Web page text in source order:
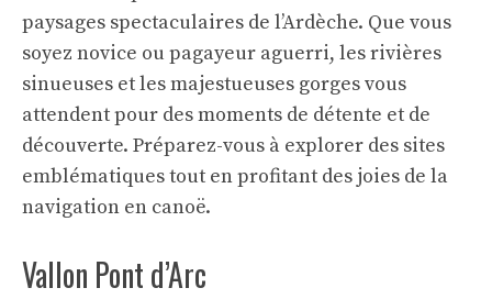
paysages spectaculaires de l’Ardèche. Que vous
soyez novice ou pagayeur aguerri, les rivières
sinueuses et les majestueuses gorges vous
attendent pour des moments de détente et de
découverte. Préparez-vous à explorer des sites
emblématiques tout en profitant des joies de la
navigation en canoë.
Vallon Pont d’Arc